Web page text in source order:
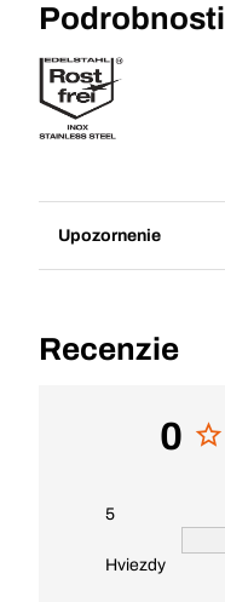
Podrobnosti
Upozornenie
Recenzie
0
5
Hviezdy